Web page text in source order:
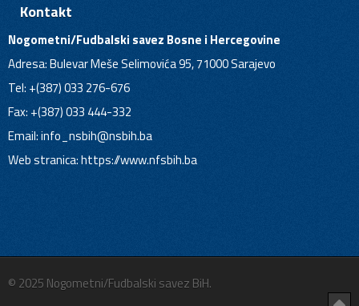
Kontakt
Nogometni/Fudbalski savez Bosne i Hercegovine
Adresa: Bulevar Meše Selimovića 95, 71000 Sarajevo
Tel: +(387) 033 276-676
Fax: +(387) 033 444-332
Email:info_nsbih@nsbih.ba
Web stranica: https://www.nfsbih.ba
© 2025 Nogometni/Fudbalski savez BiH.